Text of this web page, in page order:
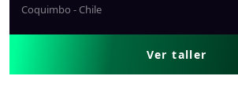
Coquimbo - Chile
Ver taller